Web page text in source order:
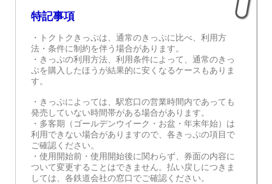
特記事項
・トクトクきっぷは、通常のきっぷに比べ、利用方
法・条件に制約を伴う場合があります。
・きっぷの利用方法、利用条件によって、通常のきっ
ぷを購入したほうが結果的に安くなるケースもありま
す。
・きっぷによっては、駅窓口の営業時間内であっても
発売していない時間帯がある場合があります。
・多客期（ゴールデンウイーク・お盆・年末年始）は
利用できない場合がありますので、各きっぷの項目で
ご確認ください。
・使用開始前・使用開始後に関わらず、券面の内容に
ついて変更することはできません。払い戻しにつきま
しては、各鉄道会社の窓口でご確認ください。